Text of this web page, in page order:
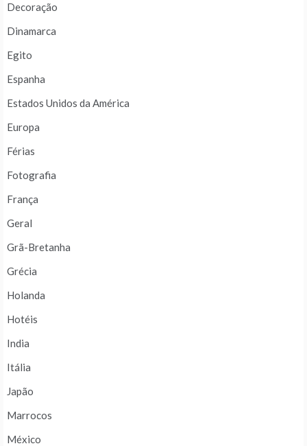
Decoração
Dinamarca
Egito
Espanha
Estados Unidos da América
Europa
Férias
Fotografia
França
Geral
Grã-Bretanha
Grécia
Holanda
Hotéis
India
Itália
Japão
Marrocos
México